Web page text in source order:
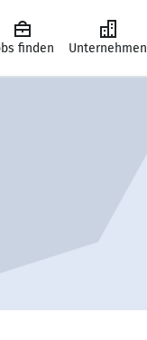
finden Unternehmen